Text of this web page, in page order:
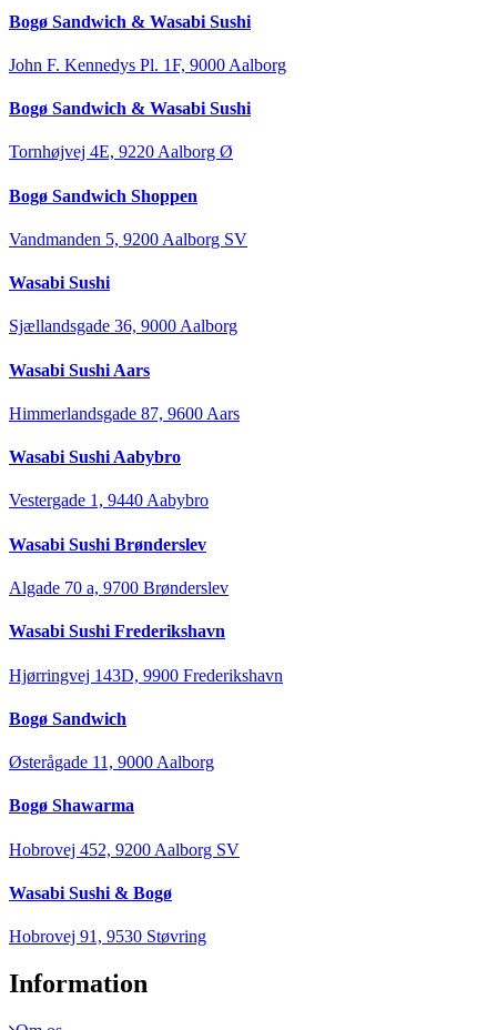
Bogø Sandwich & Wasabi Sushi
John F. Kennedys Pl. 1F, 9000 Aalborg
Bogø Sandwich & Wasabi Sushi
Tornhøjvej 4E, 9220 Aalborg Ø
Bogø Sandwich Shoppen
Vandmanden 5, 9200 Aalborg SV
Wasabi Sushi
Sjællandsgade 36, 9000 Aalborg
Wasabi Sushi Aars
Himmerlandsgade 87, 9600 Aars
Wasabi Sushi Aabybro
Vestergade 1, 9440 Aabybro
Wasabi Sushi Brønderslev
Algade 70 a, 9700 Brønderslev
Wasabi Sushi Frederikshavn
Hjørringvej 143D, 9900 Frederikshavn
Bogø Sandwich
Østerågade 11, 9000 Aalborg
Bogø Shawarma
Hobrovej 452, 9200 Aalborg SV
Wasabi Sushi & Bogø
Hobrovej 91, 9530 Støvring
Information